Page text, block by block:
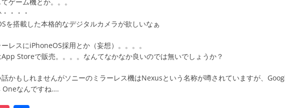
・・・
搭載した本格的なデジタルカメラが欲しいなぁ
レスにiPhoneOS採用とか（妄想）。。。。
Storeで販売。。。。なんてなかなか良いのでは無いでしょうか？
かもしれませんがソニーのミラーレス機はNexusという名称が噂されていますが、
なんですね….